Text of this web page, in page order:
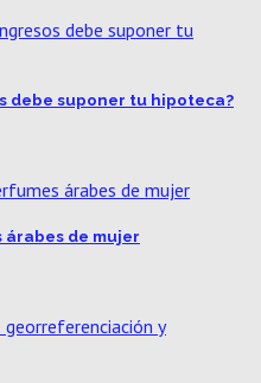
debe suponer tu hipoteca?
de mujer